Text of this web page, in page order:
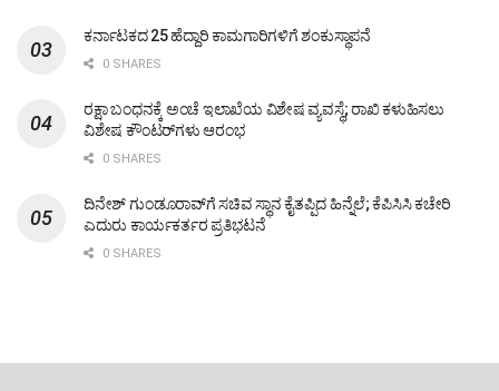
ಕರ್ನಾಟಕದ 25 ಹೆದ್ದಾರಿ ಕಾಮಗಾರಿಗಳಿಗೆ ಶಂಕುಸ್ಥಾಪನೆ
0 SHARES
ರಕ್ಷಾ ಬಂಧನಕ್ಕೆ ಅಂಚೆ ಇಲಾಖೆಯ ವಿಶೇಷ ವ್ಯವಸ್ಥೆ; ರಾಖಿ ಕಳುಹಿಸಲು
ವಿಶೇಷ ಕೌಂಟರ್‌ಗಳು ಆರಂಭ
0 SHARES
ದಿನೇಶ್ ಗುಂಡೂರಾವ್‌ಗೆ ಸಚಿವ ಸ್ಥಾನ ಕೈತಪ್ಪಿದ ಹಿನ್ನೆಲೆ; ಕೆಪಿಸಿಸಿ ಕಚೇರಿ
ಎದುರು ಕಾರ್ಯಕರ್ತರ ಪ್ರತಿಭಟನೆ
0 SHARES